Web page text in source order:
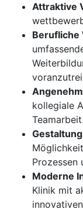
Attraktive
Berufliche
kollegiale
Teamarbeit.
Prozessen
Moderne
Klinik mit